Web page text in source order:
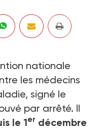
nationale
les médecins
signé le
par arrêté. Il
le 1er décembre